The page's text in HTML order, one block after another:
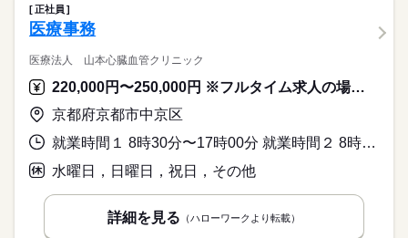
正社員
医療事務
医療法人 山本心臓血管クリニック
220,000円〜250,000円 ※フルタイム求人の場合は月額（換算額）、パート求人の場合は時間額を表示しています。
京都府京都市中京区
就業時間１ 8時30分〜17時00分 就業時間２ 8時30分〜12時30分 就業時間に関する特記事項 月・火・木・金曜は就業時間１
水曜日，日曜日，祝日，その他
詳細を見る （ハローワークより転載）